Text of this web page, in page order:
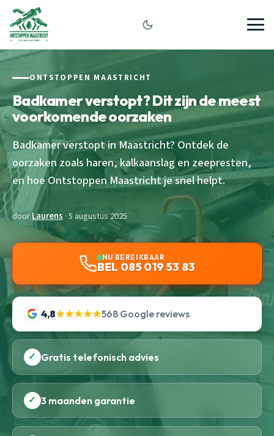
ONTSTOPPEN MAASTRICHT
Badkamer verstopt? Dit zijn de meest
voorkomende oorzaken
Badkamer verstopt in Maastricht? Ontdek de
oorzaken zoals haren, kalkaanslag en zeepresten,
en hoe Ontstoppen Maastricht je snel helpt.
doorLaurens · 5 augustus 2025
NU BEREIKBAAR
BEL 085 019 53 83
4,8★★★★★568 Google reviews
✓ Gratis telefonisch advies
✓ 3 maanden garantie